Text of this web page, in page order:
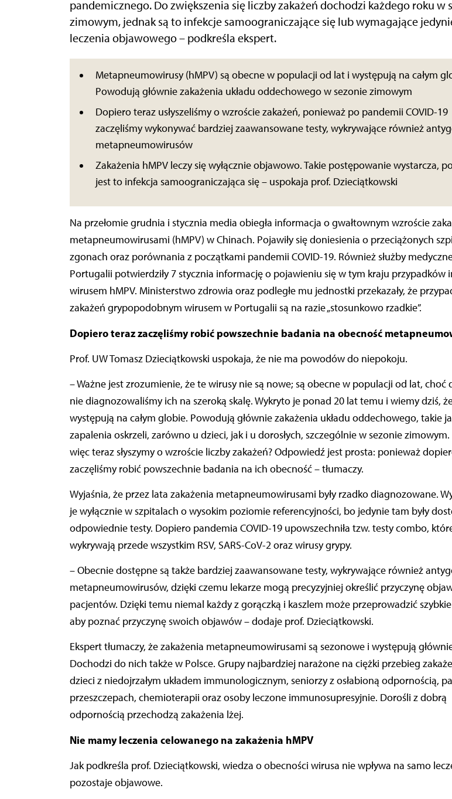
pandemicznego. Do zwiększenia się liczby zakażeń dochodzi każdego roku w
zimowym, jednak są to infekcje samoograniczające się lub wymagające
leczenia objawowego – podkreśla ekspert.
Metapneumowirusy (hMPV) są obecne w populacji od lat i występują na całym
Powodują głównie zakażenia układu oddechowego w sezonie zimowym
Dopiero teraz usłyszeliśmy o wzroście zakażeń, ponieważ po pandemii COVID-19
zaczęliśmy wykonywać bardziej zaawansowane testy, wykrywające również
metapneumowirusów
Zakażenia hMPV leczy się wyłącznie objawowo. Takie postępowanie wystarcza,
jest to infekcja samoograniczająca się – uspokaja prof. Dzieciątkowski
Na przełomie grudnia i stycznia media obiegła informacja o gwałtownym wzroście
metapneumowirusami (hMPV) w Chinach. Pojawiły się doniesienia o przeciążonych
zgonach oraz porównania z początkami pandemii COVID-19. Również służby
Portugalii potwierdziły 7 stycznia informację o pojawieniu się w tym kraju przypadków
wirusem hMPV. Ministerstwo zdrowia oraz podległe mu jednostki przekazały, że
zakażeń grypopodobnym wirusem w Portugalii są na razie „stosunkowo rzadkie”.
Dopiero teraz zaczęliśmy robić powszechnie badania na obecność
Prof. UW Tomasz Dzieciątkowski uspokaja, że nie ma powodów do niepokoju.
– Ważne jest zrozumienie, że te wirusy nie są nowe; są obecne w populacji od lat, choć
nie diagnozowaliśmy ich na szeroką skalę. Wykryto je ponad 20 lat temu i wiemy dziś,
występują na całym globie. Powodują głównie zakażenia układu oddechowego, takie
zapalenia oskrzeli, zarówno u dzieci, jak i u dorosłych, szczególnie w sezonie
więc teraz słyszymy o wzroście liczby zakażeń? Odpowiedź jest prosta: ponieważ
zaczęliśmy robić powszechnie badania na ich obecność – tłumaczy.
Wyjaśnia, że przez lata zakażenia metapneumowirusami były rzadko diagnozowane.
je wyłącznie w szpitalach o wysokim poziomie referencyjności, bo jedynie tam były
odpowiednie testy. Dopiero pandemia COVID-19 upowszechniła tzw. testy combo,
wykrywają przede wszystkim RSV, SARS-CoV-2 oraz wirusy grypy.
– Obecnie dostępne są także bardziej zaawansowane testy, wykrywające również
metapneumowirusów, dzięki czemu lekarze mogą precyzyjniej określić przyczynę
pacjentów. Dzięki temu niemal każdy z gorączką i kaszlem może przeprowadzić
aby poznać przyczynę swoich objawów – dodaje prof. Dzieciątkowski.
Ekspert tłumaczy, że zakażenia metapneumowirusami są sezonowe i występują
Dochodzi do nich także w Polsce. Grupy najbardziej narażone na ciężki przebieg
dzieci z niedojrzałym układem immunologicznym, seniorzy z osłabioną odpornością,
przeszczepach, chemioterapii oraz osoby leczone immunosupresyjnie. Dorośli z dobrą
odpornością przechodzą zakażenia lżej.
Nie mamy leczenia celowanego na zakażenia hMPV
Jak podkreśla prof. Dzieciątkowski, wiedza o obecności wirusa nie wpływa na samo
pozostaje objawowe.